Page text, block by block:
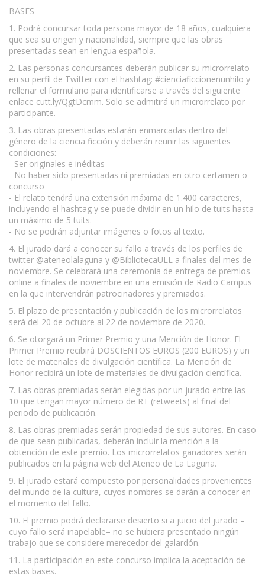
BASES
1. Podrá concursar toda persona mayor de 18 años, cualquiera
que sea su origen y nacionalidad, siempre que las obras
presentadas sean en lengua española.
2. Las personas concursantes deberán publicar su microrrelato
en su perfil de Twitter con el hashtag: #cienciaficcionenunhilo y
rellenar el formulario para identificarse a través del siguiente
enlace cutt.ly/QgtDcmm. Solo se admitirá un microrrelato por
participante.
3. Las obras presentadas estarán enmarcadas dentro del
género de la ciencia ficción y deberán reunir las siguientes
condiciones:
- Ser originales e inéditas
- No haber sido presentadas ni premiadas en otro certamen o
concurso
- El relato tendrá una extensión máxima de 1.400 caracteres,
incluyendo el hashtag y se puede dividir en un hilo de tuits hasta
un máximo de 5 tuits.
- No se podrán adjuntar imágenes o fotos al texto.
4. El jurado dará a conocer su fallo a través de los perfiles de
twitter @ateneolalaguna y @BibliotecaULL a finales del mes de
noviembre. Se celebrará una ceremonia de entrega de premios
online a finales de noviembre en una emisión de Radio Campus
en la que intervendrán patrocinadores y premiados.
5. El plazo de presentación y publicación de los microrrelatos
será del 20 de octubre al 22 de noviembre de 2020.
6. Se otorgará un Primer Premio y una Mención de Honor. El
Primer Premio recibirá DOSCIENTOS EUROS (200 EUROS) y un
lote de materiales de divulgación científica. La Mención de
Honor recibirá un lote de materiales de divulgación científica.
7. Las obras premiadas serán elegidas por un jurado entre las
10 que tengan mayor número de RT (retweets) al final del
periodo de publicación.
8. Las obras premiadas serán propiedad de sus autores. En caso
de que sean publicadas, deberán incluir la mención a la
obtención de este premio. Los microrrelatos ganadores serán
publicados en la página web del Ateneo de La Laguna.
9. El jurado estará compuesto por personalidades provenientes
del mundo de la cultura, cuyos nombres se darán a conocer en
el momento del fallo.
10. El premio podrá declararse desierto si a juicio del jurado –
cuyo fallo será inapelable– no se hubiera presentado ningún
trabajo que se considere merecedor del galardón.
11. La participación en este concurso implica la aceptación de
estas bases.